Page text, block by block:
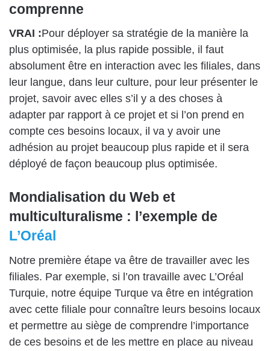
comprenne
VRAI :Pour déployer sa stratégie de la manière la
plus optimisée, la plus rapide possible, il faut
absolument être en interaction avec les filiales, dans
leur langue, dans leur culture, pour leur présenter le
projet, savoir avec elles s’il y a des choses à
adapter par rapport à ce projet et si l’on prend en
compte ces besoins locaux, il va y avoir une
adhésion au projet beaucoup plus rapide et il sera
déployé de façon beaucoup plus optimisée.
Mondialisation du Web et
multiculturalisme : l’exemple de
L’Oréal
Notre première étape va être de travailler avec les
filiales. Par exemple, si l’on travaille avec L’Oréal
Turquie, notre équipe Turque va être en intégration
avec cette filiale pour connaître leurs besoins locaux
et permettre au siège de comprendre l’importance
de ces besoins et de les mettre en place au niveau